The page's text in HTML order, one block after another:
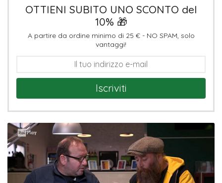
OTTIENI SUBITO UNO SCONTO del
10% 🎁
A partire da ordine minimo di 25 € - NO SPAM, solo
vantaggi!
Iscriviti